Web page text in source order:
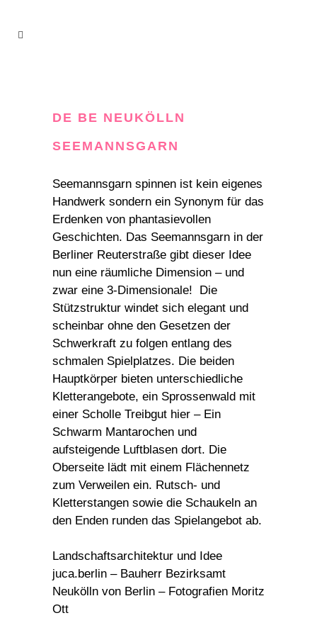
DE BE NEUKÖLLN
SEEMANNSGARN
Seemannsgarn spinnen ist kein eigenes
Handwerk sondern ein Synonym für das
Erdenken von phantasievollen
Geschichten. Das Seemannsgarn in der
Berliner Reuterstraße gibt dieser Idee
nun eine räumliche Dimension – und
zwar eine 3-Dimensionale! Die
Stützstruktur windet sich elegant und
scheinbar ohne den Gesetzen der
Schwerkraft zu folgen entlang des
schmalen Spielplatzes. Die beiden
Hauptkörper bieten unterschiedliche
Kletterangebote, ein Sprossenwald mit
einer Scholle Treibgut hier – Ein
Schwarm Mantarochen und
aufsteigende Luftblasen dort. Die
Oberseite lädt mit einem Flächennetz
zum Verweilen ein. Rutsch- und
Kletterstangen sowie die Schaukeln an
den Enden runden das Spielangebot ab.
Landschaftsarchitektur und Idee
juca.berlin – Bauherr Bezirksamt
Neukölln von Berlin – Fotografien Moritz
Ott